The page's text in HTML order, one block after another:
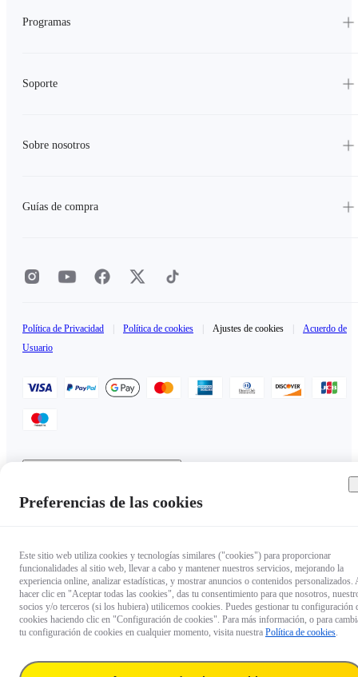
Programas
Soporte
Sobre nosotros
Guías de compra
Política de Privacidad Política de cookies Ajustes de cookies
Acuerdo de
Usuario
Preferencias de las cookies
Este sitio web utiliza cookies y tecnologías similares ("cookies") para proporcionar
funcionalidades al sitio web, llevar a cabo y mantener nuestros servicios, mejorando la
experiencia online, analizar estadísticas, y mostrar anuncios o contenidos personalizados.
hacer clic en "Aceptar todas las cookies", das tu consentimiento para que nosotros,
socios y/o terceros (si los hubiera) utilicemos cookies. Puedes gestionar tu configuración
cookies haciendo clic en "Configuración de cookies". Para más información, o para
tu configuración de cookies en cualquier momento, visita nuestra Política de cookies.